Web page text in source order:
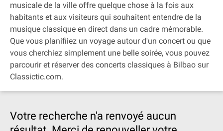
musicale de la ville offre quelque chose à la fois aux
habitants et aux visiteurs qui souhaitent entendre de la
musique classique en direct dans un cadre mémorable.
Que vous planifiiez un voyage autour d'un concert ou que
vous cherchiez simplement une belle soirée, vous pouvez
parcourir et réserver des concerts classiques à Bilbao sur
Classictic.com.
Votre recherche n'a renvoyé aucun